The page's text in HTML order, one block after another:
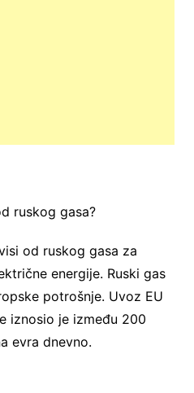
ruskog gasa?
od ruskog gasa za
energije. Ruski gas
potrošnje. Uvoz EU
iznosio je između 200
evra dnevno.